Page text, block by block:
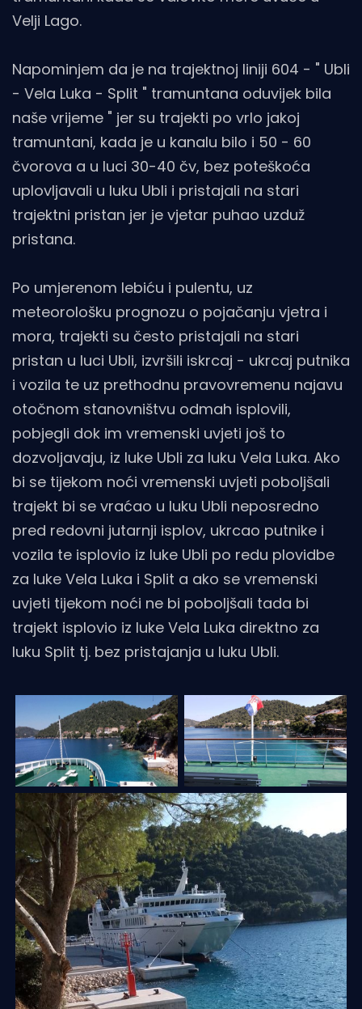
Velji Lago.
Napominjem da je na trajektnoj liniji 604 - " Ubli
- Vela Luka - Split " tramuntana oduvijek bila
naše vrijeme " jer su trajekti po vrlo jakoj
tramuntani, kada je u kanalu bilo i 50 - 60
čvorova a u luci 30-40 čv, bez poteškoća
uplovljavali u luku Ubli i pristajali na stari
trajektni pristan jer je vjetar puhao uzduž
pristana.
Po umjerenom lebiću i pulentu, uz
meteorološku prognozu o pojačanju vjetra i
mora, trajekti su često pristajali na stari
pristan u luci Ubli, izvršili iskrcaj - ukrcaj putnika
i vozila te uz prethodnu pravovremenu najavu
otočnom stanovništvu odmah isplovili,
pobjegli dok im vremenski uvjeti još to
dozvoljavaju, iz luke Ubli za luku Vela Luka. Ako
bi se tijekom noći vremenski uvjeti poboljšali
trajekt bi se vraćao u luku Ubli neposredno
pred redovni jutarnji isplov, ukrcao putnike i
vozila te isplovio iz luke Ubli po redu plovidbe
za luke Vela Luka i Split a ako se vremenski
uvjeti tijekom noći ne bi poboljšali tada bi
trajekt isplovio iz luke Vela Luka direktno za
luku Split tj. bez pristajanja u luku Ubli.